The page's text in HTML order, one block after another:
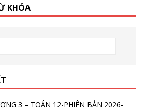
KHÓA
3 – TOÁN 12-PHIÊN BẢN 2026-